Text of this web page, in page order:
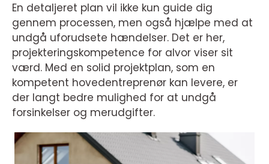
En detaljeret plan vil ikke kun guide dig
gennem processen, men også hjælpe med at
undgå uforudsete hændelser. Det er her,
projekteringskompetence for alvor viser sit
værd. Med en solid projektplan, som en
kompetent hovedentreprenør kan levere, er
der langt bedre mulighed for at undgå
forsinkelser og merudgifter.